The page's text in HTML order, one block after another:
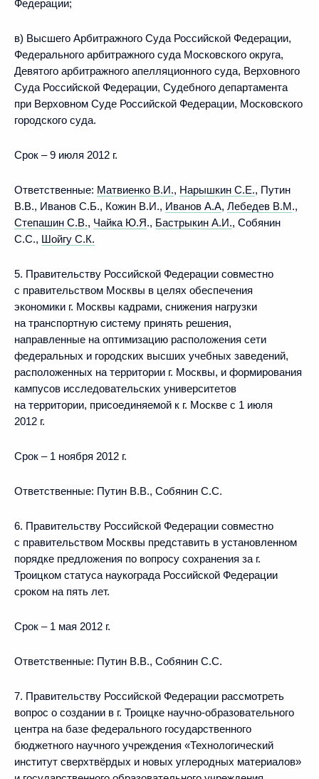
Федерации;
в) Высшего Арбитражного Суда Российской Федерации,
Федерального арбитражного суда Московского округа,
Девятого арбитражного апелляционного суда, Верховного
Суда Российской Федерации, Судебного департамента
при Верховном Суде Российской Федерации, Московского
городского суда.
Срок – 9 июля 2012 г.
Ответственные: Матвиенко В.И., Нарышкин C.E., Путин
В.В., Иванов С.Б., Кожин В.И., Иванов А.А, Лебедев В.М.,
Степашин С.В., Чайка Ю.Я., Бастрыкин А.И., Собянин
С.С., Шойгу С.К.
5. Правительству Российской Федерации совместно
с правительством Москвы в целях обеспечения
экономики г. Москвы кадрами, снижения нагрузки
на транспортную систему принять решения,
направленные на оптимизацию расположения сети
федеральных и городских высших учебных заведений,
расположенных на территории г. Москвы, и формирования
кампусов исследовательских университетов
на территории, присоединяемой к г. Москве с 1 июля
2012 г.
Срок – 1 ноября 2012 г.
Ответственные: Путин В.В., Собянин С.С.
6. Правительству Российской Федерации совместно
с правительством Москвы представить в установленном
порядке предложения по вопросу сохранения за г.
Троицком статуса наукограда Российской Федерации
сроком на пять лет.
Срок – 1 мая 2012 г.
Ответственные: Путин В.В., Собянин С.С.
7. Правительству Российской Федерации рассмотреть
вопрос о создании в г. Троицке научно-образовательного
центра на базе федерального государственного
бюджетного научного учреждения «Технологический
институт сверхтвёрдых и новых углеродных материалов»